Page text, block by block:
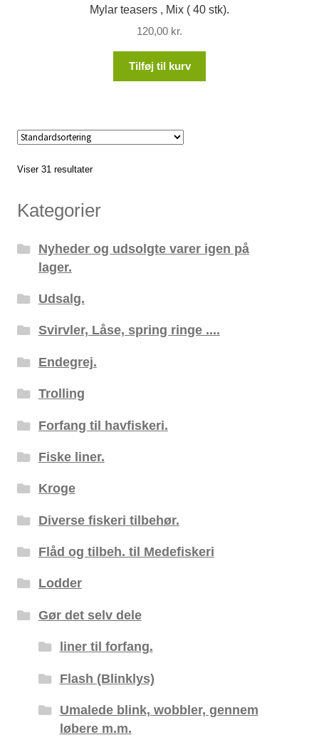
Mylar teasers , Mix ( 40 stk).
120,00 kr.
Tilføj til kurv
Viser 31 resultater
Kategorier
Nyheder og udsolgte varer igen på
lager.
Udsalg.
Svirvler, Låse, spring ringe ....
Endegrej.
Trolling
Forfang til havfiskeri.
Fiske liner.
Kroge
Diverse fiskeri tilbehør.
Flåd og tilbeh. til Medefiskeri
Lodder
Gør det selv dele
liner til forfang.
Flash (Blinklys)
Umalede blink, wobbler, gennem
løbere m.m.